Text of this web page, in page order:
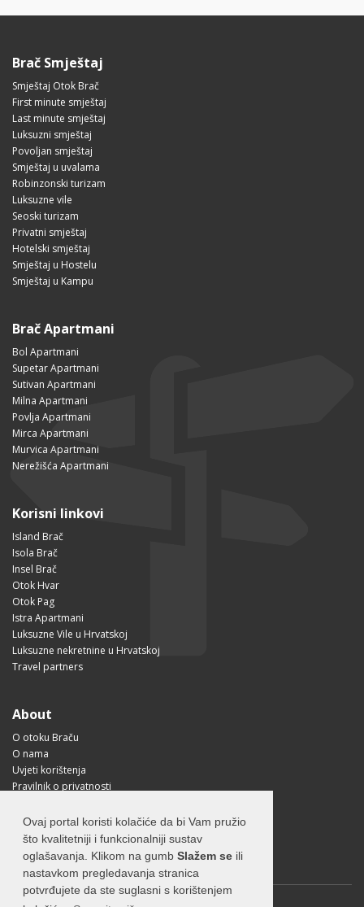
Ovaj portal koristi kolačiće da bi Vam pružio
što kvalitetniji i funkcionalniji sustav
oglašavanja. Klikom na gumb Slažem se ili
nastavkom pregledavanja stranica
potvrđujete da ste suglasni s korištenjem
Brač Smještaj
Smještaj Otok Brač
First minute smještaj
Last minute smještaj
Luksuzni smještaj
Povoljan smještaj
Smještaj u uvalama
Robinzonski turizam
Luksuzne vile
Seoski turizam
Privatni smještaj
Hotelski smještaj
Smještaj u Hostelu
Smještaj u Kampu
Brač Apartmani
Bol Apartmani
Supetar Apartmani
Sutivan Apartmani
Milna Apartmani
Povlja Apartmani
Mirca Apartmani
Murvica Apartmani
Nerežišća Apartmani
Korisni linkovi
Island Brač
Isola Brač
Insel Brač
Otok Hvar
Otok Pag
Istra Apartmani
Luksuzne Vile u Hrvatskoj
Luksuzne nekretnine u Hrvatskoj
Travel partners
About
O otoku Braču
O nama
Uvjeti korištenja
Pravilnik o privatnosti
Kako doći na Brač?
Visit Croatia